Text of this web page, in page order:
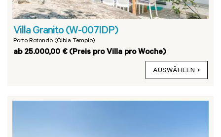
Villa Granito (W-007IDP)
Porto Rotondo (Olbia Tempio)
ab 25.000,00 € (Preis pro Villa pro Woche)
AUSWÄHLEN